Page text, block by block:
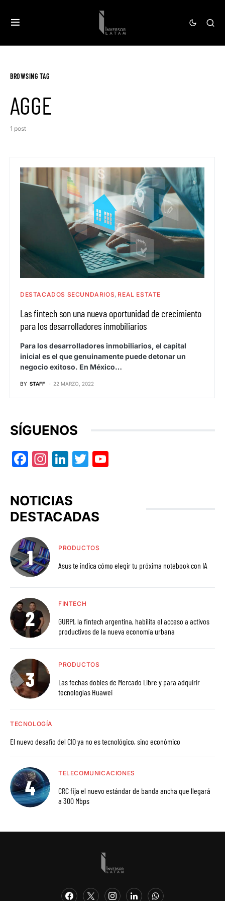
BROWSING TAG
AGGE
1 post
DESTACADOS SECUNDARIOS REAL ESTATE
Las fintech son una nueva oportunidad de crecimiento
para los desarrolladores inmobiliarios
Para los desarrolladores inmobiliarios, el capital
inicial es el que genuinamente puede detonar un
negocio exitoso. En México…
BY STAFF 22 MARZO, 2022
SÍGUENOS
Facebook
Instagram
LinkedIn
Twitter
NOTICIAS
DESTACADAS
PRODUCTOS
Asus te indica cómo elegir tu próxima notebook con IA
FINTECH
GURPI, la fintech argentina, habilita el acceso a activos
productivos de la nueva economía urbana
PRODUCTOS
Las fechas dobles de Mercado Libre y para adquirir
tecnologías Huawei
TECNOLOGÍA
El nuevo desafío del CIO ya no es tecnológico, sino económico
TELECOMUNICACIONES
CRC fija el nuevo estándar de banda ancha que llegará
a 300 Mbps